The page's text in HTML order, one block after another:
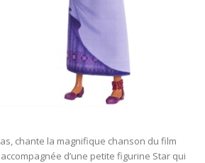
chante la magnifique chanson du film
d’une petite figurine Star qui